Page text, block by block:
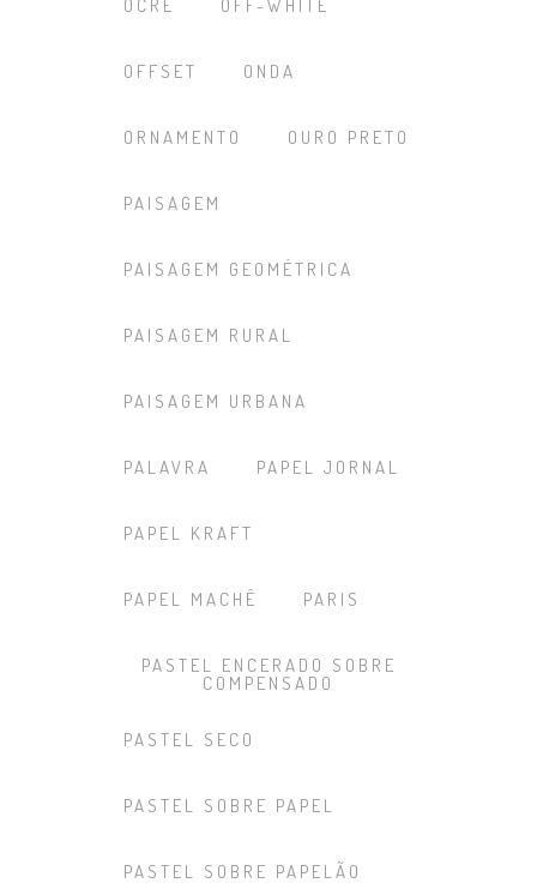
OCRE OFF-WHITE
OFFSET ONDA
ORNAMENTO OURO PRETO
PAISAGEM
PAISAGEM GEOMÉTRICA
PAISAGEM RURAL
PAISAGEM URBANA
PALAVRA PAPEL JORNAL
PAPEL KRAFT
PAPEL MACHÊ PARIS
PASTEL ENCERADO SOBRE
COMPENSADO
PASTEL SECO
PASTEL SOBRE PAPEL
PASTEL SOBRE PAPELÃO